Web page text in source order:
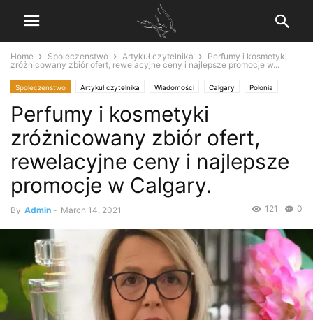
Home Spoleczenstwo Artykuł czytelnika
Perfumy i kosmetyki
zróżnicowany zbiór ofert, rewelacyjne ceny i najlepsze promocje w...
Spoleczenstwo Artykuł czytelnika Wiadomości Calgary Polonia
Perfumy i kosmetyki
zróżnicowany zbiór ofert,
rewelacyjne ceny i najlepsze
promocje w Calgary.
By Admin - March 14, 2021 0
121